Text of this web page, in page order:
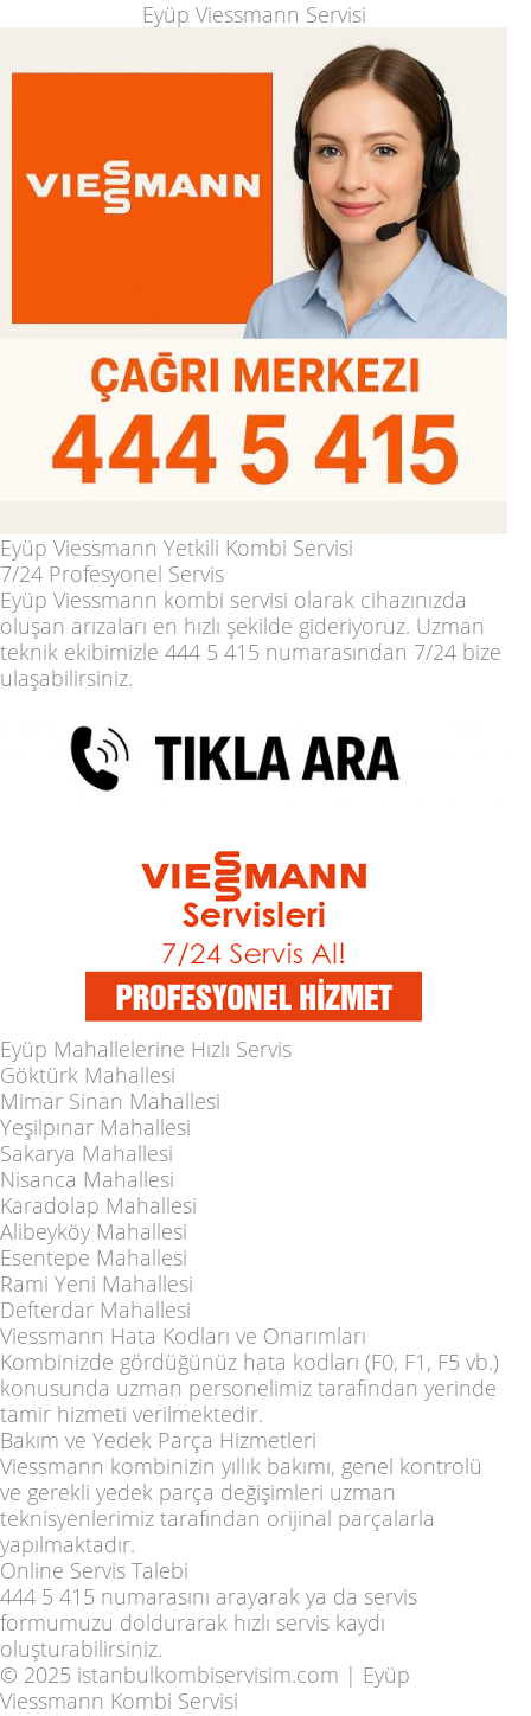
Eyüp Viessmann Servisi
Eyüp Viessmann Yetkili Kombi Servisi
7/24 Profesyonel Servis
Eyüp Viessmann kombi servisi olarak cihazınızda
oluşan arızaları en hızlı şekilde gideriyoruz. Uzman
teknik ekibimizle 444 5 415 numarasından 7/24 bize
ulaşabilirsiniz.
Eyüp Mahallelerine Hızlı Servis
Göktürk Mahallesi
Mimar Sinan Mahallesi
Yeşilpınar Mahallesi
Sakarya Mahallesi
Nisanca Mahallesi
Karadolap Mahallesi
Alibeyköy Mahallesi
Esentepe Mahallesi
Rami Yeni Mahallesi
Defterdar Mahallesi
Viessmann Hata Kodları ve Onarımları
Kombinizde gördüğünüz hata kodları (F0, F1, F5 vb.)
konusunda uzman personelimiz tarafından yerinde
tamir hizmeti verilmektedir.
Bakım ve Yedek Parça Hizmetleri
Viessmann kombinizin yıllık bakımı, genel kontrolü
ve gerekli yedek parça değişimleri uzman
teknisyenlerimiz tarafından orijinal parçalarla
yapılmaktadır.
Online Servis Talebi
444 5 415 numarasını arayarak ya da servis
formumuzu doldurarak hızlı servis kaydı
oluşturabilirsiniz.
© 2025 istanbulkombiservisim.com | Eyüp
Viessmann Kombi Servisi